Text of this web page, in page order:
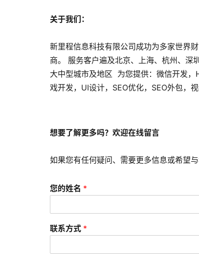
关于我们：
新里程信息科技有限公司成功为多家世界
商。 服务客户遍及北京、上海、杭州、深
大中型城市及地区 为您提供：微信开发
戏开发，UI设计，SEO优化，SEO外包，
想要了解更多吗？欢迎在线留言
如果您有任何疑问、需要更多信息或希望
您的姓名 *
联系方式 *